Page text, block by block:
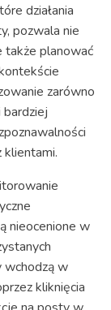
działania
pozwala nie
także planować
zarówno
klientami.
nieocenione w
wchodzą w
kliknięcia